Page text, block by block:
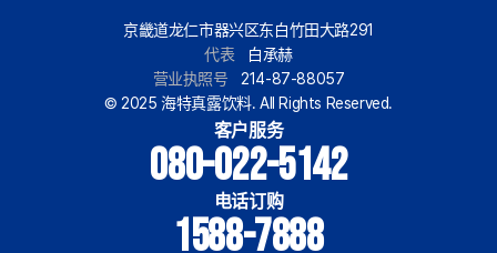
京畿道龙仁市器兴区东白竹田大路291
代表
白承赫
营业执照号
214-87-88057
© 2025 海特真露饮料. All Rights Reserved.
客户服务
080-022-5142
电话订购
1588-7888